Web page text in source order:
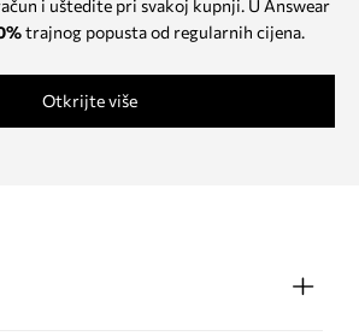
i uštedite pri svakoj kupnji. U Answear
trajnog popusta od regularnih cijena.
Otkrijte više